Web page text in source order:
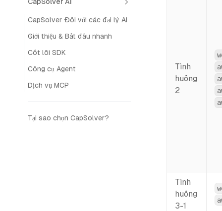
CapSolver Đối với các đại lý AI
Giới thiệu & Bắt đầu nhanh
Cốt lõi SDK
Công cụ Agent
Dịch vụ MCP
Tại sao chọn CapSolver?
Tình
huống
2
Tình
huống
3-1